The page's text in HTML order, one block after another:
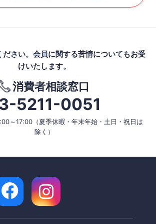
さい。 会員に関する苦情についてもお受
けいたします。
消費者相談窓口
5211-0051
～17:00（夏季休暇・年末年始・土日・祝日は
除く）